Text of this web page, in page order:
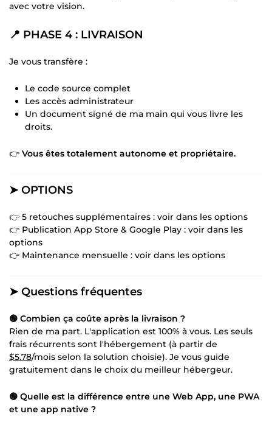
avec votre vision.
📍 PHASE 4 : LIVRAISON
Je vous transfère :
Le code source complet
Les accès administrateur
Un document signé de ma main qui vous livre les
droits.
👉 Vous êtes totalement autonome et propriétaire.
➤ OPTIONS
👉 5 retouches supplémentaires : voir dans les options
👉 Publication App Store & Google Play : voir dans les
options
👉 Maintenance mensuelle : voir dans les options
➤ Questions fréquentes
🟢 Combien ça coûte après la livraison ?
Rien de ma part. L'application est 100% à vous. Les seuls
frais récurrents sont l'hébergement (à partir de
$5.78/mois selon la solution choisie). Je vous guide
gratuitement dans le choix du meilleur hébergeur.
🟢 Quelle est la différence entre une Web App, une PWA
et une app native ?